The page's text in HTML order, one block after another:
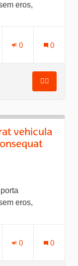
eros,
0 0
👍🏽
vehicula
eros,
0 0